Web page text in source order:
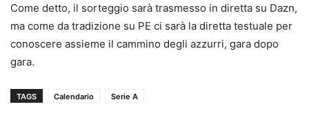
Come detto, il sorteggio sarà trasmesso in diretta su Dazn,
ma come da tradizione su PE ci sarà la diretta testuale per
conoscere assieme il cammino degli azzurri, gara dopo
gara.
TAGS Calendario Serie A